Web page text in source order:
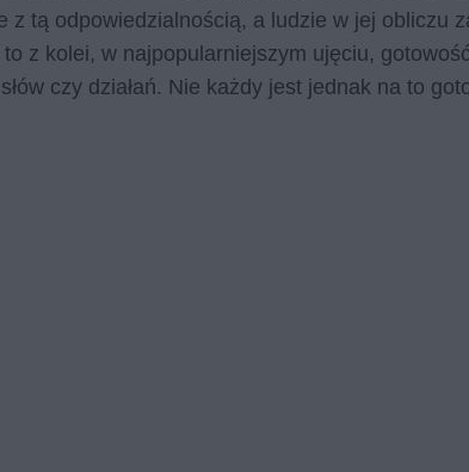
z tą odpowiedzialnością, a ludzie w jej obliczu
z kolei, w najpopularniejszym ujęciu,
czy działań. Nie każdy jest jednak na to